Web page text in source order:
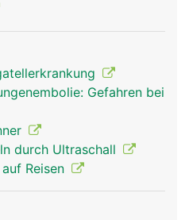
Gefahren bei
durch Ultraschall
Reisen